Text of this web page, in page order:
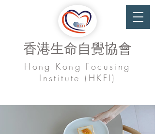
香港生命自覺協會
Hong Kong Focusing
Institute (HKFI)